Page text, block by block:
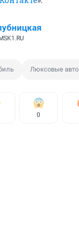
Люксовые авто
0